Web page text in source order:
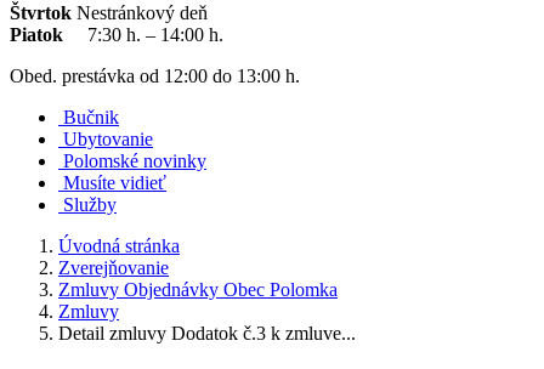
Štvrtok Nestránkový deň
Piatok
7:30 h. – 14:00 h.
Obed. prestávka od 12:00 do 13:00 h.
Bučnik
Ubytovanie
Polomské novinky
Musíte vidieť
Služby
Úvodná stránka
Zverejňovanie
Zmluvy Objednávky Obec Polomka
Zmluvy
Detail zmluvy Dodatok č.3 k zmluve...